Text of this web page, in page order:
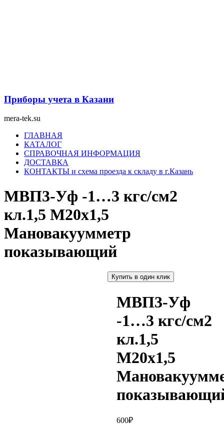
Приборы учета в Казани
mera-tek.su
МенюГЛАВНАЯ
КАТАЛОГ
СПРАВОЧНАЯ ИНФОРМАЦИЯ
ДОСТАВКА
КОНТАКТЫ и схема проезда к складу в г.Казань
МВП3-Уф -1…3 кгс/см2
кл.1,5 М20х1,5
Мановакуумметр
показывающий
Купить в один клик
МВП3-Уф
-1…3 кгс/см2
кл.1,5
М20х1,5
600₽